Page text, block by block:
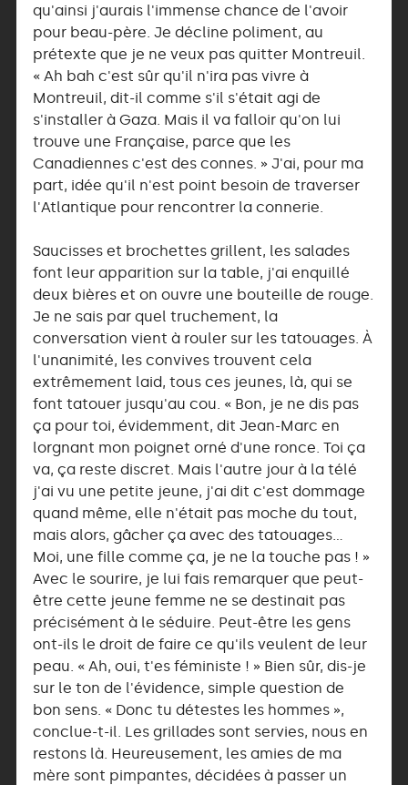
qu'ainsi j'aurais l'immense chance de l'avoir
pour beau-père. Je décline poliment, au
prétexte que je ne veux pas quitter Montreuil.
« Ah bah c'est sûr qu'il n'ira pas vivre à
Montreuil, dit-il comme s'il s'était agi de
s'installer à Gaza. Mais il va falloir qu'on lui
trouve une Française, parce que les
Canadiennes c'est des connes. » J'ai, pour ma
part, idée qu'il n'est point besoin de traverser
l'Atlantique pour rencontrer la connerie.
Saucisses et brochettes grillent, les salades
font leur apparition sur la table, j'ai enquillé
deux bières et on ouvre une bouteille de rouge.
Je ne sais par quel truchement, la
conversation vient à rouler sur les tatouages. À
l'unanimité, les convives trouvent cela
extrêmement laid, tous ces jeunes, là, qui se
font tatouer jusqu'au cou. « Bon, je ne dis pas
ça pour toi, évidemment, dit Jean-Marc en
lorgnant mon poignet orné d'une ronce. Toi ça
va, ça reste discret. Mais l'autre jour à la télé
j'ai vu une petite jeune, j'ai dit c'est dommage
quand même, elle n'était pas moche du tout,
mais alors, gâcher ça avec des tatouages…
Moi, une fille comme ça, je ne la touche pas ! »
Avec le sourire, je lui fais remarquer que peut-
être cette jeune femme ne se destinait pas
précisément à le séduire. Peut-être les gens
ont-ils le droit de faire ce qu'ils veulent de leur
peau. « Ah, oui, t'es féministe ! » Bien sûr, dis-je
sur le ton de l'évidence, simple question de
bon sens. « Donc tu détestes les hommes »,
conclue-t-il. Les grillades sont servies, nous en
restons là. Heureusement, les amies de ma
mère sont pimpantes, décidées à passer un